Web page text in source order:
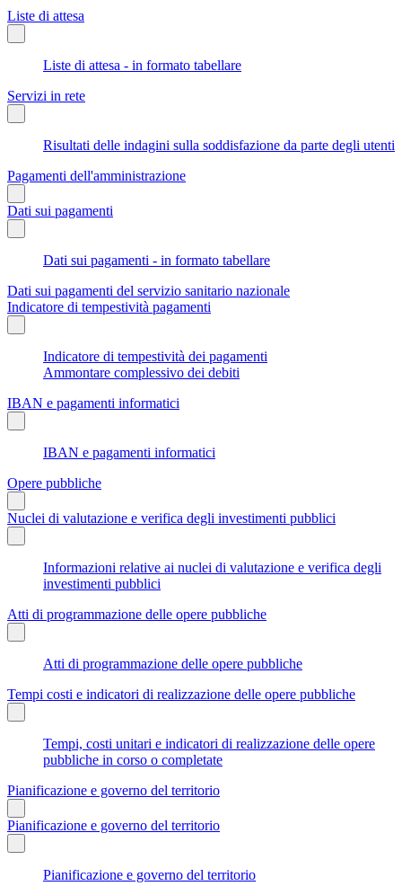
Liste di attesa
Liste di attesa - in formato tabellare
Servizi in rete
Risultati delle indagini sulla soddisfazione da parte degli utenti
Pagamenti dell'amministrazione
Dati sui pagamenti
Dati sui pagamenti - in formato tabellare
Dati sui pagamenti del servizio sanitario nazionale
Indicatore di tempestività pagamenti
Indicatore di tempestività dei pagamenti
Ammontare complessivo dei debiti
IBAN e pagamenti informatici
IBAN e pagamenti informatici
Opere pubbliche
Nuclei di valutazione e verifica degli investimenti pubblici
Informazioni relative ai nuclei di valutazione e verifica degli
investimenti pubblici
Atti di programmazione delle opere pubbliche
Atti di programmazione delle opere pubbliche
Tempi costi e indicatori di realizzazione delle opere pubbliche
Tempi, costi unitari e indicatori di realizzazione delle opere
pubbliche in corso o completate
Pianificazione e governo del territorio
Pianificazione e governo del territorio
Pianificazione e governo del territorio